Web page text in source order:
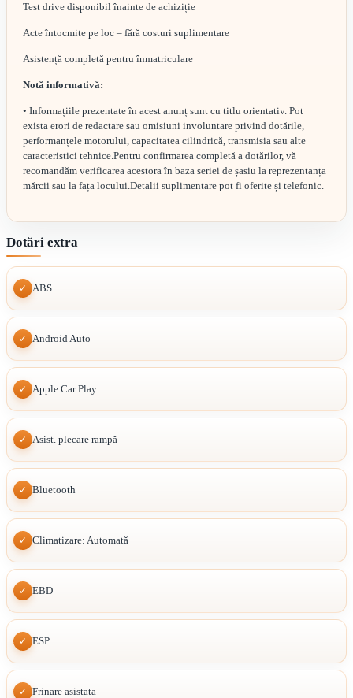
Test drive disponibil înainte de achiziție
Acte întocmite pe loc – fără costuri suplimentare
Asistență completă pentru înmatriculare
Notă informativă:
• Informațiile prezentate în acest anunț sunt cu titlu orientativ. Pot
exista erori de redactare sau omisiuni involuntare privind dotările,
performanțele motorului, capacitatea cilindrică, transmisia sau alte
caracteristici tehnice.Pentru confirmarea completă a dotărilor, vă
recomandăm verificarea acestora în baza seriei de șasiu la reprezentanța
mărcii sau la fața locului.Detalii suplimentare pot fi oferite și telefonic.
Dotări extra
✓ ABS
✓ Android Auto
✓ Apple Car Play
✓ Asist. plecare rampă
✓ Bluetooth
✓ Climatizare: Automată
✓ EBD
✓ ESP
✓ Frinare asistata